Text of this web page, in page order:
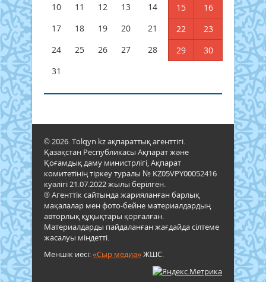
10
11 12 13 14 15
16
17
18 19 20 21 22
23
24
25 26 27 28 29
30
31
© 2026. Tolqyn.kz ақпараттық агенттігі.
Қазақстан Республикасы Ақпарат және
Қоғамдық даму министрлігі, Ақпарат
комитетінің тіркеу туралы № KZ05VPY00052416
куәлігі 21.07.2022 жылы берілген.
® Агенттік сайтында жарияланған барлық
мақалалар мен фото-бейне материалдардың
авторлық құқықтары қорғалған.
Материалдарды пайдаланған жағдайда сілтеме
жасалуы міндетті.
Меншік иесі:«Сыр медиа»ЖШС.